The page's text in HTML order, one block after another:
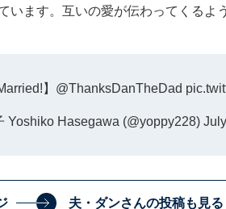
います。互いの愛が伝わってくるよ
】 @ThanksDanTheDad
Yoshiko Hasegawa (@yoppy228)
夫・ダンさんの投稿も見る